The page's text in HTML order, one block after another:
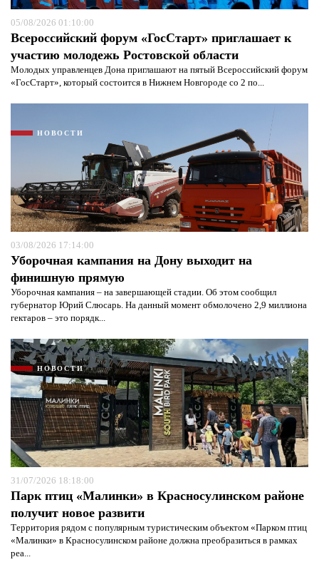
05/08/2026 01:10:00
Всероссийский форум «ГосСтарт» приглашает к
участию молодежь Ростовской области
Молодых управленцев Дона приглашают на пятый Всероссийский форум
«ГосСтарт», который состоится в Нижнем Новгороде со 2 по...
НОВОСТИ
03/08/2026 17:14:00
Уборочная кампания на Дону выходит на
финишную прямую
Уборочная кампания – на завершающей стадии. Об этом сообщил
губернатор Юрий Слюсарь. На данный момент обмолочено 2,9 миллиона
гектаров – это порядк...
НОВОСТИ
31/07/2026 18:18:00
Парк птиц «Малинки» в Красносулинском районе
получит новое развити
Территория рядом с популярным туристическим объектом «Парком птиц
«Малинки» в Красносулинском районе должна преобразиться в рамках
реа...
Я согласен с
политикой конфиденциальности и
защиты информации*политикой конфиденциальности и
защиты информации*